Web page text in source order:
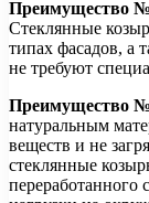
Преимущество
Стеклянные
типах фасадов, а
не требуют
Преимущество
натуральным
веществ и не
стеклянные
переработанного